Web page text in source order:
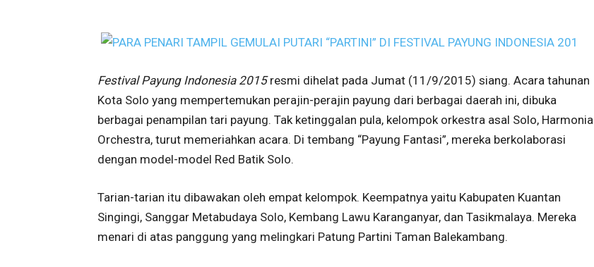
Festival Payung Indonesia 2015resmi dihelat pada Jumat (11/9/2015) siang. Acara tahunan
Kota Solo yang mempertemukan perajin-perajin payung dari berbagai daerah ini, dibuka
berbagai penampilan tari payung. Tak ketinggalan pula, kelompok orkestra asal Solo, Harmonia
Orchestra, turut memeriahkan acara. Di tembang “Payung Fantasi”, mereka berkolaborasi
dengan model-model Red Batik Solo.
Tarian-tarian itu dibawakan oleh empat kelompok. Keempatnya yaitu Kabupaten Kuantan
Singingi, Sanggar Metabudaya Solo, Kembang Lawu Karanganyar, dan Tasikmalaya. Mereka
menari di atas panggung yang melingkari Patung Partini Taman Balekambang.